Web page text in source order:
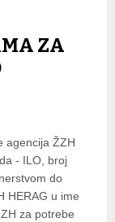
ZA
agencija ŽZH
- ILO, broj
do
HERAG u ime
za potrebe